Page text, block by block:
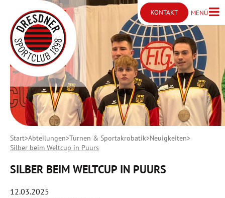
KONTAKT
Kontakt öffnen
MENÜMenü
Start Abteilungen Turnen & Sportakrobatik Neuigkeiten
Silber beim Weltcup in Puurs
SILBER BEIM WELTCUP IN PUURS
12.03.2025